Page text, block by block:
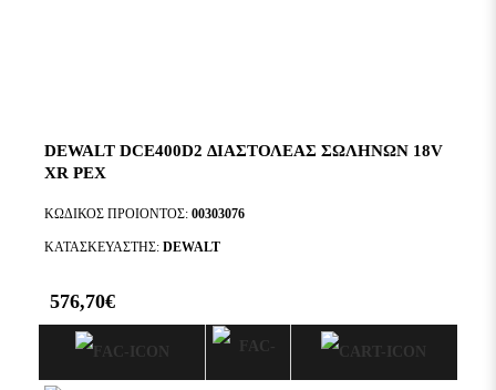
DEWALT DCE400D2 ΔΙΑΣΤΟΛΕΑΣ ΣΩΛΗΝΩΝ 18V
XR PEX
ΚΩΔΙΚΟΣ ΠΡΟΙΟΝΤΟΣ: 00303076
ΚΑΤΑΣΚΕΥΑΣΤΗΣ: DEWALT
576,70€